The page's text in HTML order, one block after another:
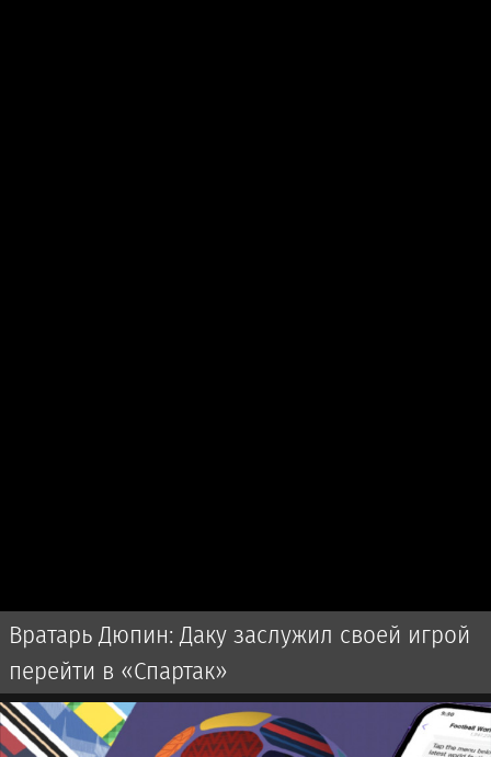
Вратарь Дюпин: Даку заслужил своей игрой
перейти в «Спартак»